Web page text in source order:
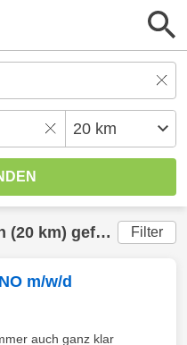
(20 km) gefunden Filter
m/w/d
auch ganz klar